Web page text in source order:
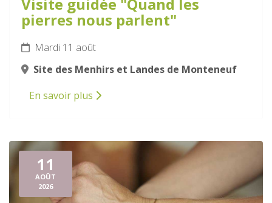
Visite guidée "Quand les
pierres nous parlent"
Mardi 11 août
Site des Menhirs et Landes de Monteneuf
En savoir plus
11
AOÛT
2026